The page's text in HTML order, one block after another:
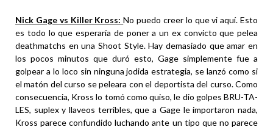
Nick Gage vs Killer Kross: No puedo creer lo que vi aquí. Esto
es todo lo que esperaría de poner a un ex convicto que pelea
deathmatchs en una Shoot Style. Hay demasiado que amar en
los pocos minutos que duró esto, Gage simplemente fue a
golpear a lo loco sin ninguna jodida estrategia, se lanzó como si
el matón del curso se peleara con el deportista del curso. Como
consecuencia, Kross lo tomó como quiso, le dio golpes BRU-TA-
LES, suplex y llaveos terribles, que a Gage le importaron nada,
Kross parece confundido luchando ante un tipo que no parece